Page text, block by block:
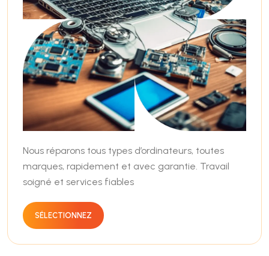
Nous réparons tous types d’ordinateurs, toutes
marques, rapidement et avec garantie. Travail
soigné et services fiables
SÉLECTIONNEZ